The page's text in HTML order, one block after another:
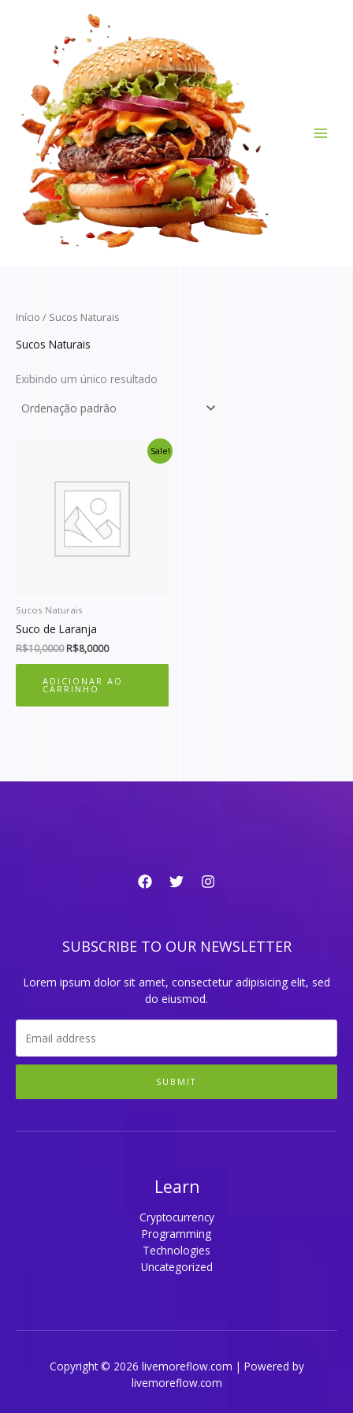
Início / Sucos Naturais
Sucos Naturais
Exibindo um único resultado
Sale!
Sucos Naturais
Suco de Laranja
R$10,0000
era:
R$10,0000.
R$8,0000
é:
ADICIONAR AO
CARRINHO
SUBSCRIBE TO OUR NEWSLETTER
Lorem ipsum dolor sit amet, consectetur adipisicing elit, sed
do eiusmod.
SUBMIT
Learn
Cryptocurrency
Programming
Technologies
Uncategorized
Copyright © 2026 livemoreflow.com | Powered by
livemoreflow.com